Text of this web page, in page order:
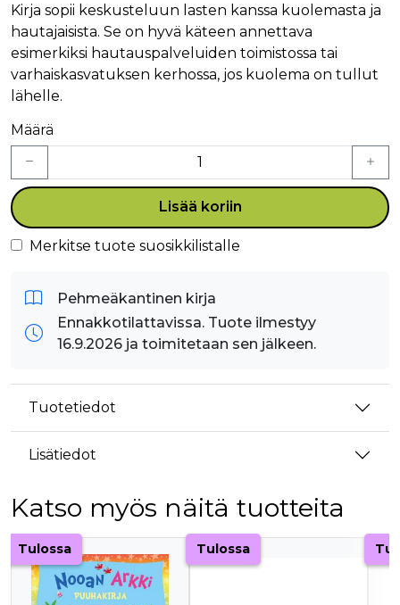
Kirja sopii keskusteluun lasten kanssa kuolemasta ja
hautajaisista. Se on hyvä käteen annettava
esimerkiksi hautauspalveluiden toimistossa tai
varhaiskasvatuksen kerhossa, jos kuolema on tullut
lähelle.
Määrä
Lisää koriin
Merkitse tuote suosikkilistalle
Pehmeäkantinen kirja
Ennakkotilattavissa. Tuote ilmestyy
16.9.2026 ja toimitetaan sen jälkeen.
Tuotetiedot
Lisätiedot
Katso myös näitä tuotteita
Tuoteluettelon alku
Tulossa Tulossa